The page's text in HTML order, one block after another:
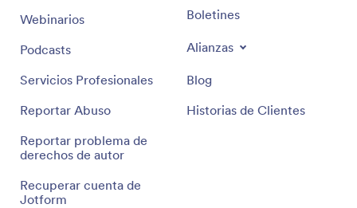
Webinarios
Podcasts
Servicios Profesionales
Reportar Abuso
Reportar problema de
derechos de autor
Recuperar cuenta de
Jotform
Boletines
Alianzas
Blog
Historias de Clientes